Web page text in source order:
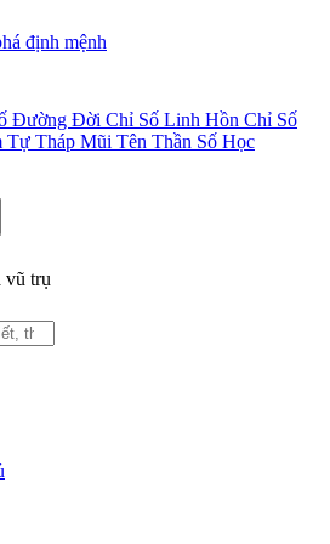
định mệnh
Đường Đời Chỉ Số Linh Hồn Chỉ Số
Tự Tháp Mũi Tên Thần Số Học
vũ trụ